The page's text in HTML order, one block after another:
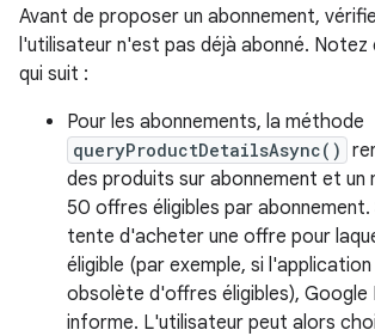
Avant de proposer un abonnement,
l'utilisateur n'est pas déjà abonné. Notez
qui suit :
Pour les abonnements, la méthode
queryProductDetailsAsync()
des produits sur abonnement et un
50 offres éligibles par
tente d'acheter une offre pour
éligible (par exemple, si
obsolète d'offres éligibles), Google
informe. L'utilisateur peut alors